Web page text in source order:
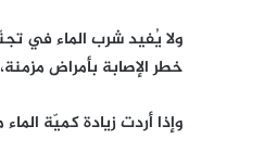
ولا يُفيد شرب الماء في
خطر الإصابة بأمراض
وإذا أردت زيادة كميّة